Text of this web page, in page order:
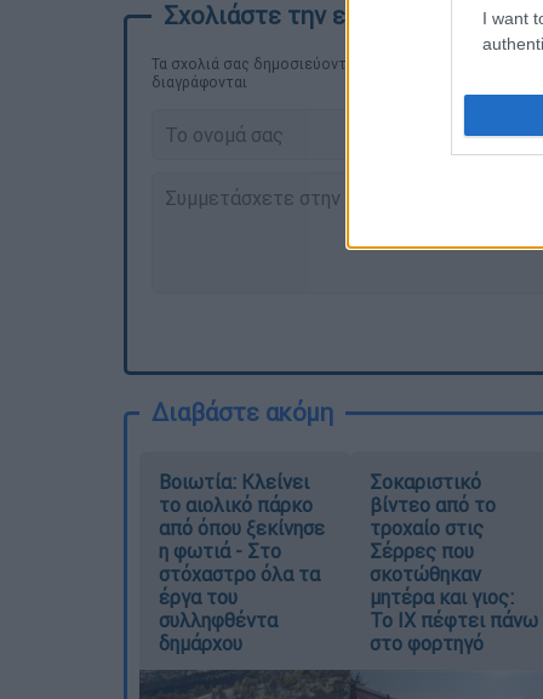
I want
Τα σχολιά σας δημοσιεύονται άμεσα με δική σας
διαγράφονται
Διαβάστε ακόμη
Βοιωτία: Κλείνει
το αιολικό πάρκο
από όπου ξεκίνησε
η φωτιά - Στο
στόχαστρο όλα τα
έργα του
συλληφθέντα
δημάρχου
Σοκαριστικό
βίντεο από το
τροχαίο στις
Σέρρες που
σκοτώθηκαν
μητέρα και γιος:
Το ΙΧ πέφτει πάνω
στο φορτηγό